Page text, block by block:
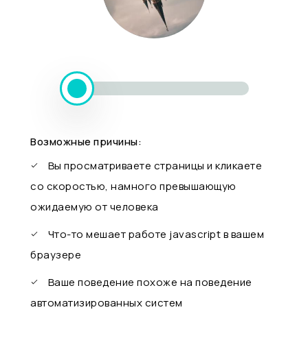
Возможные причины:
Вы просматриваете страницы и кликаете
со скоростью, намного превышающую
ожидаемую от человека
Что-то мешает работе javascript в вашем
браузере
Ваше поведение похоже на поведение
автоматизированных систем